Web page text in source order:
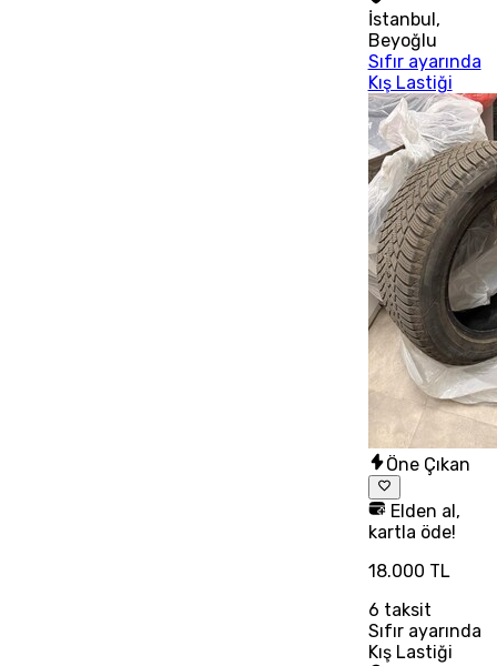
İstanbul,
Beyoğlu
Sıfır ayarında
Kış Lastiği
Öne Çıkan
Elden al,
kartla öde!
18.000 TL
6 taksit
Sıfır ayarında
Kış Lastiği